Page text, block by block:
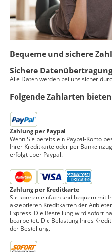
Bequeme und sichere
Sichere Datenübertragung
Alle Daten werden bei uns sicher
Folgende Zahlarten
Zahlung per Paypal
Wenn Sie bereits ein Paypal-Konto
Ihrer Kreditkarte oder per
erfolgt über Paypal.
Zahlung per Kreditkarte
Sie können einfach und bequem mit
akzeptieren Kreditkarten der
Express. Die Bestellung wird sofort
bearbeitet. Die Belastung Ihres
der Bestellung.